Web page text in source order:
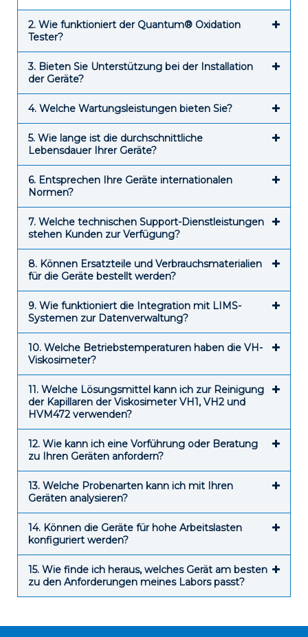
2. Wie funktioniert der Quantum® Oxidation
Tester?
3. Bieten Sie Unterstützung bei der Installation
der Geräte?
4. Welche Wartungsleistungen bieten Sie?
5. Wie lange ist die durchschnittliche
Lebensdauer Ihrer Geräte?
6. Entsprechen Ihre Geräte internationalen
Normen?
7. Welche technischen Support-Dienstleistungen
stehen Kunden zur Verfügung?
8. Können Ersatzteile und Verbrauchsmaterialien
für die Geräte bestellt werden?
9. Wie funktioniert die Integration mit LIMS-
Systemen zur Datenverwaltung?
10. Welche Betriebstemperaturen haben die VH-
Viskosimeter?
11. Welche Lösungsmittel kann ich zur Reinigung
der Kapillaren der Viskosimeter VH1, VH2 und
HVM472 verwenden?
12. Wie kann ich eine Vorführung oder Beratung
zu Ihren Geräten anfordern?
13. Welche Probenarten kann ich mit Ihren
Geräten analysieren?
14. Können die Geräte für hohe Arbeitslasten
konfiguriert werden?
15. Wie finde ich heraus, welches Gerät am besten
zu den Anforderungen meines Labors passt?